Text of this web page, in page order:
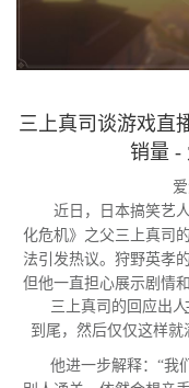
三上真司谈游戏直
销量 -
近日，日本搞笑艺人
化危机》之父三上真司
法引发热议。狩野英孝
但他一直担心展示剧情
三上真司的回应出人
到尾，然后仅仅这样就
他进一步解释：“我们